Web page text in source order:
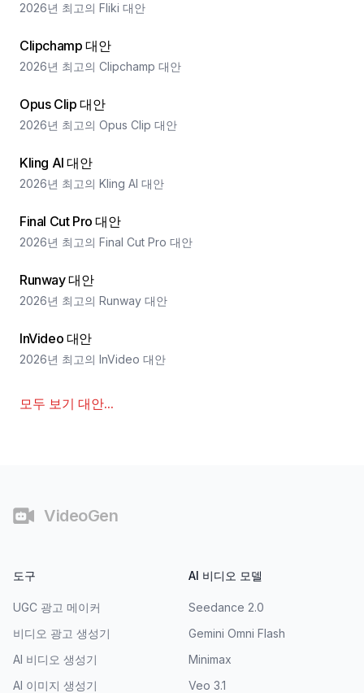
2026년 최고의 Fliki 대안
Clipchamp 대안
2026년 최고의 Clipchamp 대안
Opus Clip 대안
2026년 최고의 Opus Clip 대안
Kling AI 대안
2026년 최고의 Kling AI 대안
Final Cut Pro 대안
2026년 최고의 Final Cut Pro 대안
Runway 대안
2026년 최고의 Runway 대안
InVideo 대안
2026년 최고의 InVideo 대안
모두 보기 대안...
VideoGen
도구
UGC 광고 메이커
비디오 광고 생성기
AI 비디오 생성기
AI 이미지 생성기
AI 비디오 모델
Seedance 2.0
Gemini Omni Flash
Minimax
Veo 3.1